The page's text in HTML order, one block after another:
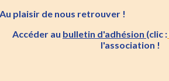
plaisir de nous retrouver !
Accéder au bulletin d'adhésion (clic :
l'association !